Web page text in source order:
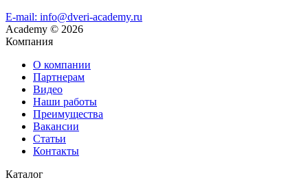
E-mail: info@dveri-academy.ru
Academy © 2026
Компания
О компании
Партнерам
Видео
Наши работы
Преимущества
Вакансии
Статьи
Контакты
Каталог